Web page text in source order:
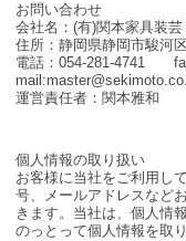
お問い合わせ
会社名：(有)関本家具装芸
住所：静岡県静岡市駿河
電話：054-281-4741
運営責任者：関本雅和
個人情報の取り扱い
お客様に当社をご利用し
号、メールアドレスなど
きます。当社は、個人情
のっとって個人情報を取